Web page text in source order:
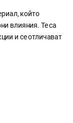
който
влияния. Те са
и се отличават